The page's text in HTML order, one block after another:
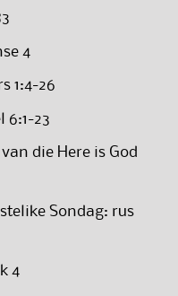
4
1:4-26
6:1-23
die Here is God
Sondag: rus
4